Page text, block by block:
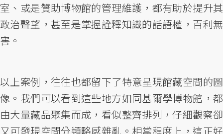
室、或是贊助博物館的管理維護，都有助於提升其
政治聲望，甚至是掌握詮釋知識的話語權，百利無
害。
以上案例，往往也都留下了特意呈現館藏空間的圖
像。我們可以看到這些地方如同基爾學博物館，都
由大量藏品聚集而成，看似整齊排列，仔細觀察卻
又可發現空間分類略感雜亂。相當程度上，這正好